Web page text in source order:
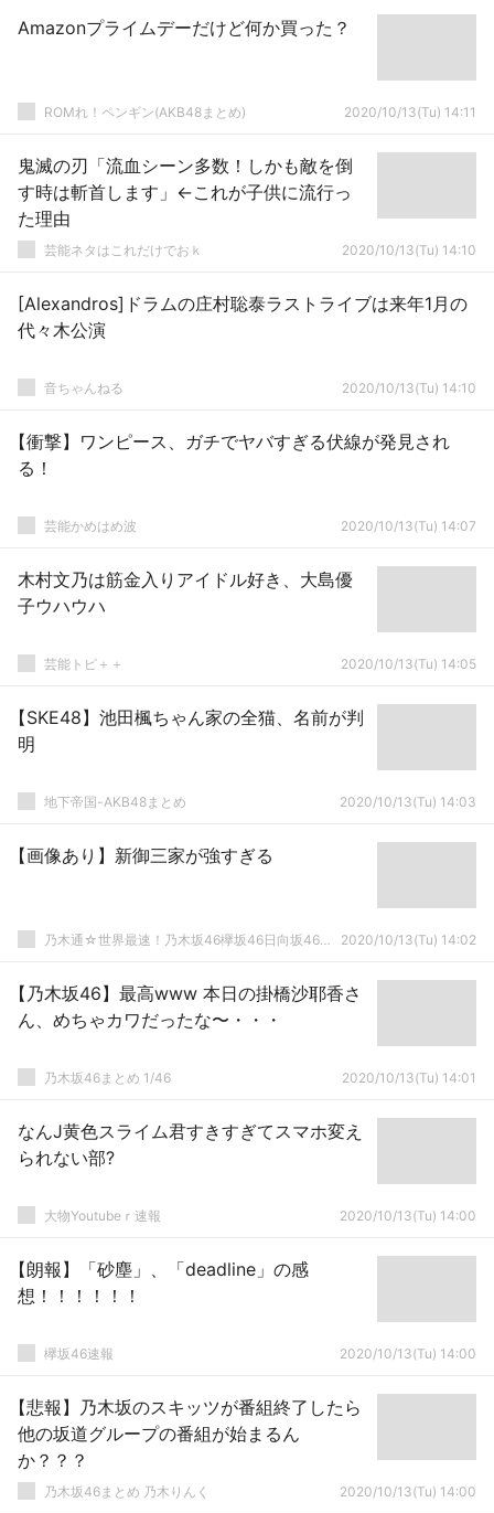
Amazonプライムデーだけど何か買った？
ROMれ！ペンギン(AKB48まとめ) 2020/10/13(Tu) 14:11
鬼滅の刃「流血シーン多数！しかも敵を倒
す時は斬首します」←これが子供に流行っ
た理由
芸能ネタはこれだけでおｋ 2020/10/13(Tu) 14:10
[Alexandros]ドラムの庄村聡泰ラストライブは来年1月の
代々木公演
音ちゃんねる 2020/10/13(Tu) 14:10
【衝撃】ワンピース、ガチでヤバすぎる伏線が発見され
る！
芸能かめはめ波 2020/10/13(Tu) 14:07
木村文乃は筋金入りアイドル好き、大島優
子ウハウハ
芸能トピ＋＋ 2020/10/13(Tu) 14:05
【SKE48】池田楓ちゃん家の全猫、名前が判
明
地下帝国-AKB48まとめ 2020/10/13(Tu) 14:03
【画像あり】新御三家が強すぎる
乃木通☆世界最速！乃木坂46欅坂46日向坂46速報まとめ 2020/10/13(Tu) 14:02
【乃木坂46】最高www 本日の掛橋沙耶香さ
ん、めちゃカワだったな〜・・・
乃木坂46まとめ 1/46 2020/10/13(Tu) 14:01
なんJ黄色スライム君すきすぎてスマホ変え
られない部?
大物Youtubeｒ速報 2020/10/13(Tu) 14:00
【朗報】「砂塵」、「deadline」の感
想！！！！！！
欅坂46速報 2020/10/13(Tu) 14:00
【悲報】乃木坂のスキッツが番組終了したら
他の坂道グループの番組が始まるん
か？？？
乃木坂46まとめ 乃木りんく 2020/10/13(Tu) 14:00